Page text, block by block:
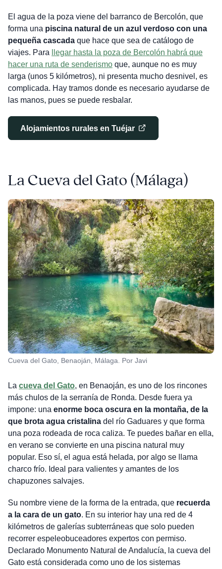
El agua de la poza viene del barranco de Bercolón, que
forma una piscina natural de un azul verdoso con una
pequeña cascadaque hace que sea de catálogo de
viajes. Para
llegar hasta la poza de Bercolón habrá que
hacer una ruta de senderismoque, aunque no es muy
larga (unos 5 kilómetros), ni presenta mucho desnivel, es
complicada. Hay tramos donde es necesario ayudarse de
las manos, pues se puede resbalar.
Alojamientos rurales en Tuéjar
La Cueva del Gato (Málaga)
Cueva del Gato, Benaoján, Málaga. Por Javi
La cueva del Gato, en Benaoján, es uno de los rincones
más chulos de la serranía de Ronda. Desde fuera ya
impone: una enorme boca oscura en la montaña, de la
que brota agua cristalinadel río Gaduares y que forma
una poza rodeada de roca caliza. Te puedes bañar en ella,
en verano se convierte en una piscina natural muy
popular. Eso sí, el agua está helada, por algo se llama
charco frío. Ideal para valientes y amantes de los
chapuzones salvajes.
Su nombre viene de la forma de la entrada, que recuerda
a la cara de un gato. En su interior hay una red de 4
kilómetros de galerías subterráneas que solo pueden
recorrer espeleobuceadores expertos con permiso.
Declarado Monumento Natural de Andalucía, la cueva del
Gato está considerada como uno de los sistemas